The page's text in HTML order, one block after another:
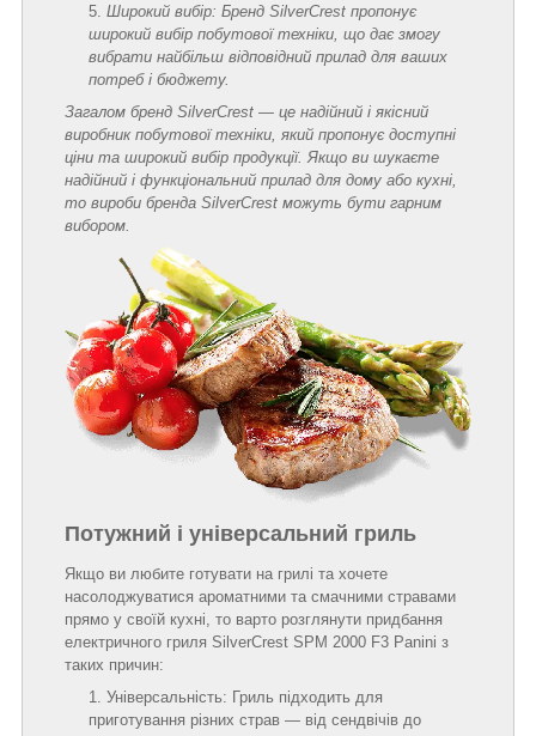
Широкий вибір: Бренд SilverCrest пропонує
широкий вибір побутової техніки, що дає змогу
вибрати найбільш відповідний прилад для ваших
потреб і бюджету.
Загалом бренд SilverCrest — це надійний і якісний
виробник побутової техніки, який пропонує доступні
ціни та широкий вибір продукції. Якщо ви шукаєте
надійний і функціональний прилад для дому або кухні,
то вироби бренда SilverCrest можуть бути гарним
вибором.
Потужний і універсальний гриль
Якщо ви любите готувати на грилі та хочете
насолоджуватися ароматними та смачними стравами
прямо у своїй кухні, то варто розглянути придбання
електричного гриля SilverCrest SPM 2000 F3 Panini з
таких причин:
Універсальність: Гриль підходить для
приготування різних страв — від сендвічів до